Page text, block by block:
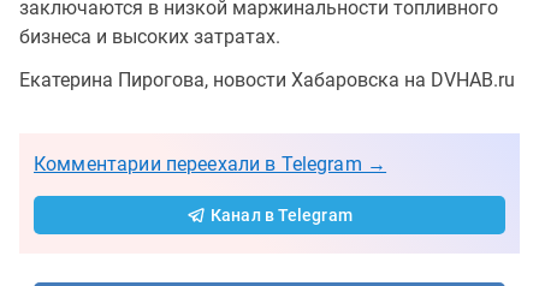
заключаются в низкой маржинальности топливного
бизнеса и высоких затратах.
Екатерина Пирогова, новости Хабаровска на DVHAB.ru
Комментарии переехали в Telegram →
Канал в Telegram